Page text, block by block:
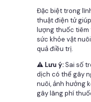
Đặc biệt trong
thuật điện tử
lượng thuốc tiêm
sức khỏe vật
quả điều trị.
⚠️ Lưu ý:Sai số
dịch có thể gây
nuôi, ảnh hưởng
gây lãng phí